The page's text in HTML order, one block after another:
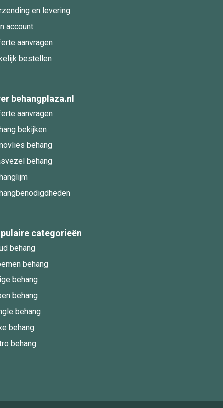
en levering
account
aanvragen
bestellen
behangplaza.nl
aanvragen
bekijken
behang
behang
categorieën
behang
behang
behang
behang
behang
behang
behang